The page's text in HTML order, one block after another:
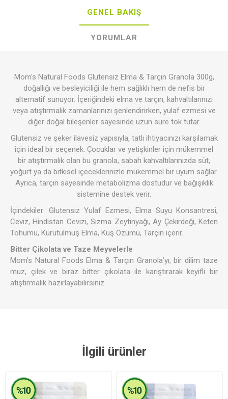
GENEL BAKIŞ
YORUMLAR
Mom's Natural Foods Glutensiz Elma & Tarçın Granola 300g,
doğallığı ve besleyiciliği ile hem sağlıklı hem de nefis bir
alternatif sunuyor. İçeriğindeki elma ve tarçın, kahvaltılarınızı
veya atıştırmalık zamanlarınızı şenlendirirken, yulaf ezmesi ve
diğer doğal bileşenler sayesinde uzun süre tok tutar.
Glutensiz ve şeker ilavesiz yapısıyla, tatlı ihtiyacınızı karşılamak
için ideal bir seçenek. Çocuklar ve yetişkinler için mükemmel
bir atıştırmalık olan bu granola, sabah kahvaltılarınızda süt,
yoğurt ya da bitkisel içeceklerinizle mükemmel bir uyum sağlar.
Ayrıca, tarçın sayesinde metabolizma dostudur ve bağışıklık
sistemine destek verir.
İçindekiler: Glutensiz Yulaf Ezmesi, Elma Suyu Konsantresi,
Ceviz, Hindistan Cevizi, Sızma Zeytinyağı, Ay Çekirdeği, Keten
Tohumu, Kurutulmuş Elma, Kuş Özümü, Tarçın içerir.
Bitter Çikolata ve Taze Meyvelerle
Mom’s Natural Foods Elma & Tarçın Granola’yı, bir dilim taze
muz, çilek ve biraz bitter çikolata ile karıştırarak keyifli bir
atıştırmalık hazırlayabilirsiniz.
İlgili ürünler